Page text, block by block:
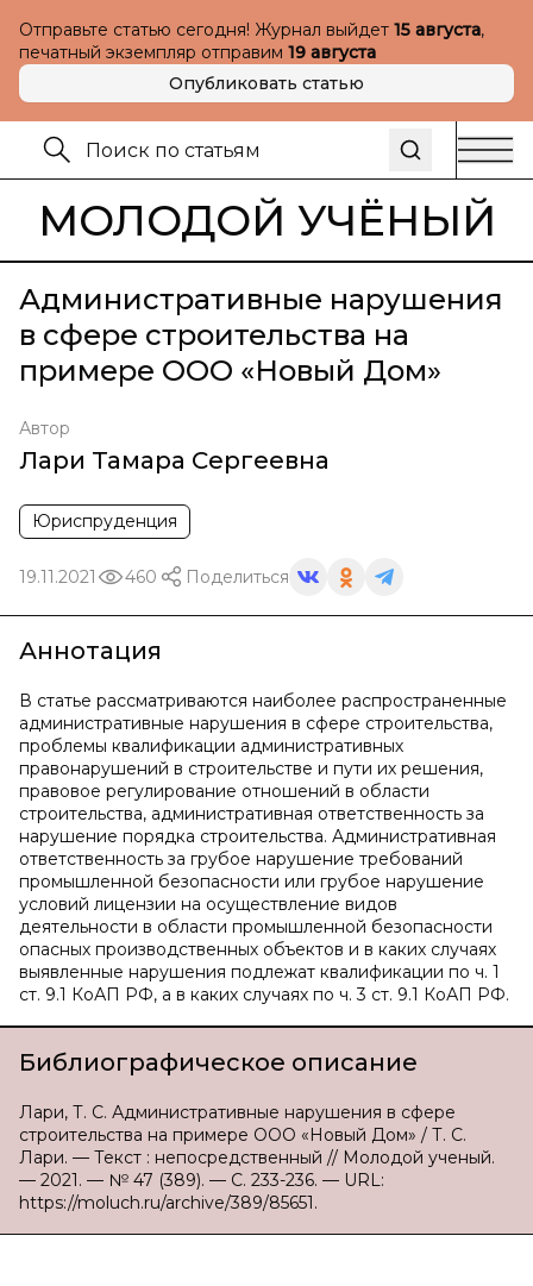
Отправьте статью сегодня! Журнал выйдет 15 августа,
печатный экземпляр отправим 19 августа
Опубликовать статью
МОЛОДОЙ УЧЁНЫЙ
Административные нарушения
в сфере строительства на
примере ООО «Новый Дом»
Автор
Лари Тамара Сергеевна
Юриспруденция
19.11.2021 460 Поделиться
Аннотация
В статье рассматриваются наиболее распространенные
административные нарушения в сфере строительства,
проблемы квалификации административных
правонарушений в строительстве и пути их решения,
правовое регулирование отношений в области
строительства, административная ответственность за
нарушение порядка строительства. Административная
ответственность за грубое нарушение требований
промышленной безопасности или грубое нарушение
условий лицензии на осуществление видов
деятельности в области промышленной безопасности
опасных производственных объектов и в каких случаях
выявленные нарушения подлежат квалификации по ч. 1
ст. 9.1 КоАП РФ, а в каких случаях по ч. 3 ст. 9.1 КоАП РФ.
Библиографическое описание
Лари, Т. С. Административные нарушения в сфере
строительства на примере ООО «Новый Дом» / Т. С.
Лари. — Текст : непосредственный // Молодой ученый.
— 2021. — № 47 (389). — С. 233-236. — URL:
https://moluch.ru/archive/389/85651.